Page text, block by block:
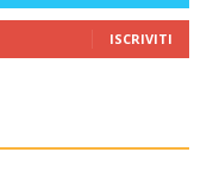
ISCRIVITI